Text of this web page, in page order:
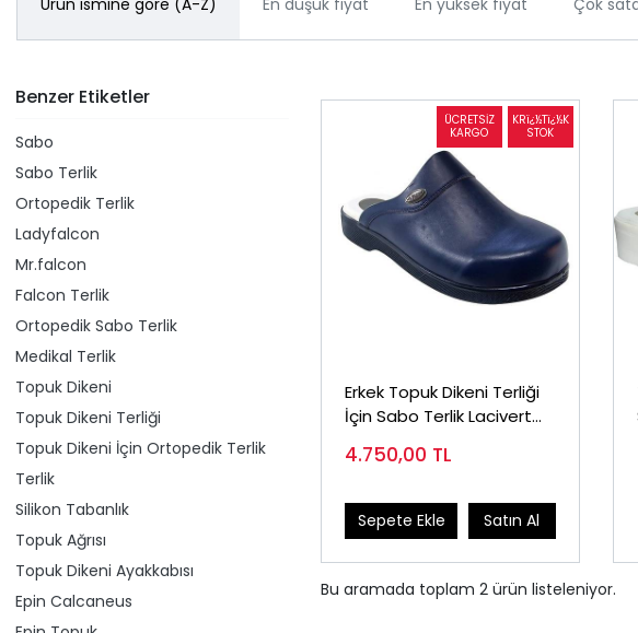
Ürün ismine göre (A-Z) En düşük fiyat En yüksek fiyat Çok
Benzer Etiketler
Sabo
Sabo Terlik
Ortopedik Terlik
Ladyfalcon
Mr.falcon
Falcon Terlik
Ortopedik Sabo Terlik
Medikal Terlik
Topuk Dikeni
Topuk Dikeni Terliği
Topuk Dikeni İçin Ortopedik Terlik
Terlik
Silikon Tabanlık
Topuk Ağrısı
Topuk Dikeni Ayakkabısı
Epin Calcaneus
Erkek Topuk Dikeni Terliği
İçin Sabo Terlik Lacivert
4.750,00 TL
Sepete Ekle Satın Al
Bu aramada toplam 2 ürün listeleniyor.